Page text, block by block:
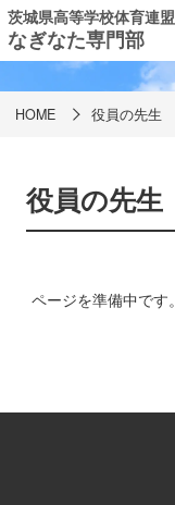
茨城県高等学校体育連盟
なぎなた専門部
役員の先生
HOME 役員の先生
役員の先生
ページを準備中です。